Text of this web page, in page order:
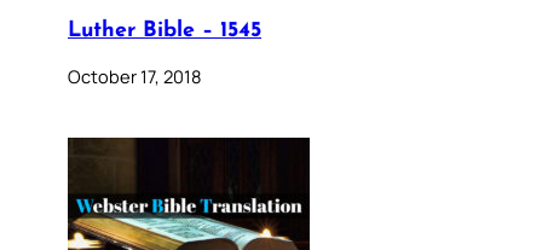
Luther Bible – 1545
October 17, 2018